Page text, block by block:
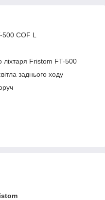
COF L
ліхтаря Fristom FT-500
заднього ходу